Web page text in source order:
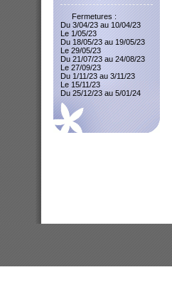
Fermetures :
Du 3/04/23 au 10/04/23
Le 1/05/23
Du 18/05/23 au 19/05/23
Le 29/05/23
Du 21/07/23 au 24/08/23
Le 27/09/23
Du 1/11/23 au 3/11/23
Le 15/11/23
Du 25/12/23 au 5/01/24